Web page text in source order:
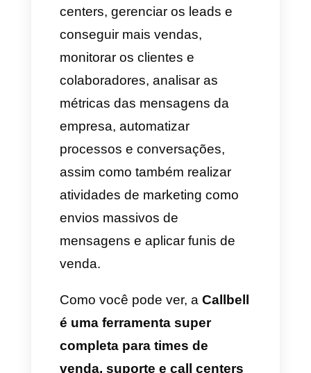
comunicação inclusive
trabalhando em vários
mercados
Centralizar as comunicações é
uma necessidade geral de
qualquer empresa. Porém, para
uma empresa que trabalha em
vários mercados é ainda mais
que a informação que
compartilham seus
colaboradores é diferente em